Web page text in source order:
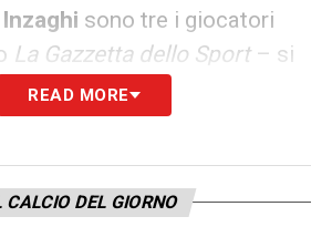
Inzaghi sono tre i giocatori
La Gazzetta dello Sport– si
7 in pagella. Due sono
che giocano non troppo e
promosso a leader
READ MORE
CALCIO DEL GIORNO